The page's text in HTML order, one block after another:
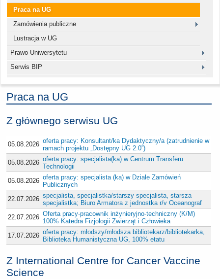
Praca na UG
Zamówienia publiczne
Lustracja w UG
Prawo Uniwersytetu
Serwis BIP
Praca na UG
Z głównego serwisu UG
05.08.2026 oferta pracy: Konsultant/ka Dydaktyczny/a (zatrudnienie w
ramach projektu „Dostępny UG 2.0”)
05.08.2026 oferta pracy: specjalista(ka) w Centrum Transferu
Technologii
05.08.2026 oferta pracy: specjalista (ka) w Dziale Zamówień
Publicznych
22.07.2026 specjalista, specjalistka/starszy specjalista, starsza
specjalistka; Biuro Armatora z jednostka r/v Oceanograf
22.07.2026 Oferta pracy-pracownik inżynieryjno-techniczny (K/M)
100% Katedra Fizjologii Zwierząt i Człowieka
17.07.2026 oferta pracy: młodszy/młodsza bibliotekarz/bibliotekarka,
Biblioteka Humanistyczna UG, 100% etatu
Z International Centre for Cancer Vaccine
Science